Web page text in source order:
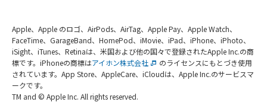
Apple、Apple のロゴ、AirPods、AirTag、Apple Pay、Apple Watch、
FaceTime、GarageBand、HomePod、iMovie、iPad、iPhone、iPhoto、
iSight、iTunes、Retinaは、米国および他の国々で登録されたApple Inc.の商
標です。iPhoneの商標はアイホン株式会社
のライセンスにもとづき使用
されています。App Store、AppleCare、iCloudは、Apple Inc.のサービスマ
ークです。
TM and © Apple Inc. All rights reserved.